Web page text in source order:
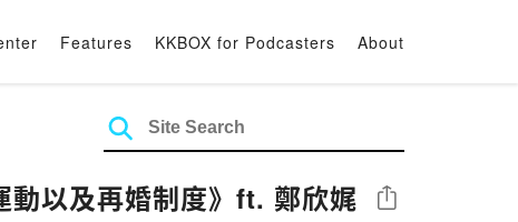
Features KKBOX for Podcasters About
動以及再婚制度》ft. 鄭欣娓 Share